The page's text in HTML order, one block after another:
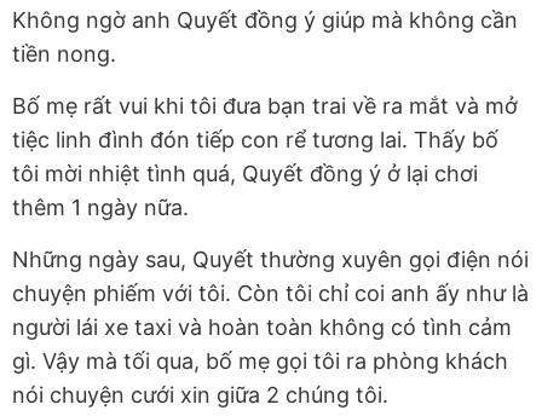
Không ngờ anh Quyết đồng ý giúp mà không cần
tiền nong.
Bố mẹ rất vui khi tôi đưa bạn trai về ra mắt và mở
tiệc linh đình đón tiếp con rể tương lai. Thấy bố
tôi mời nhiệt tình quá, Quyết đồng ý ở lại chơi
thêm 1 ngày nữa.
Những ngày sau, Quyết thường xuyên gọi điện nói
chuyện phiếm với tôi. Còn tôi chỉ coi anh ấy như là
người lái xe taxi và hoàn toàn không có tình cảm
gì. Vậy mà tối qua, bố mẹ gọi tôi ra phòng khách
nói chuyện cưới xin giữa 2 chúng tôi.